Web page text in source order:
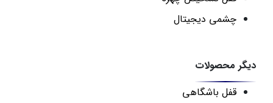
چشمی دیجیتال
دیگر محصولات
قفل باشگاهی